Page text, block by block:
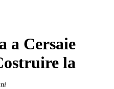
a Cersaie
la